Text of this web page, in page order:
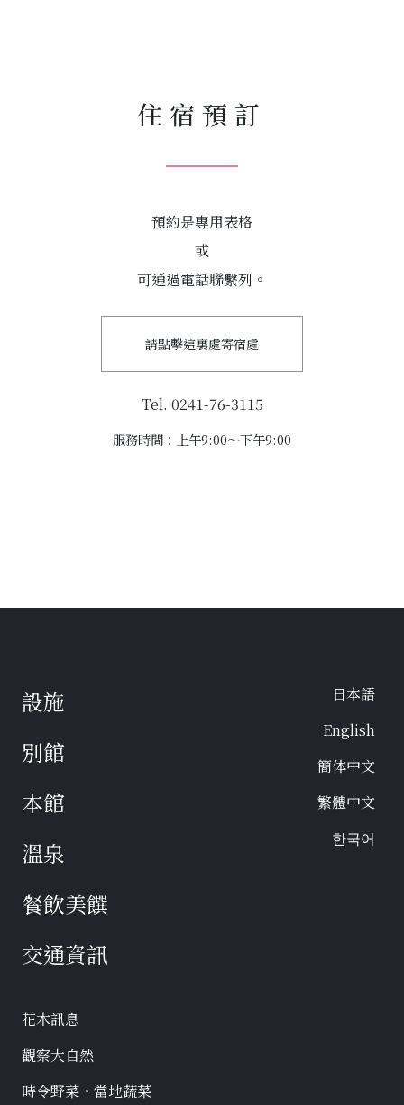
住宿預訂
預約是專用表格
或
可通過電話聯繫列。
請點擊這裏處寄宿處
Tel. 0241-76-3115
服務時間：上午9:00～下午9:00
設施
別館
本館
溫泉
餐飲美饌
交通資訊
日本語
English
簡体中文
繁體中文
한국어
花木訊息
觀察大自然
時令野菜・當地蔬菜